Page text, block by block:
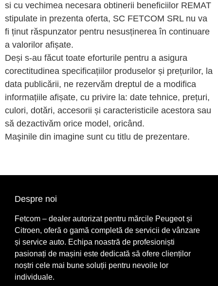
si cu vechimea necesara obtinerii beneficiilor REMAT
stipulate in prezenta oferta, SC FETCOM SRL nu va
fi ținut răspunzator pentru nesusținerea în continuare
a valorilor afișate.
Deși s-au făcut toate eforturile pentru a asigura
corectitudinea specificațiilor produselor și prețurilor, la
data publicării, ne rezervăm dreptul de a modifica
informațiile afișate, cu privire la: date tehnice, prețuri,
culori, dotări, accesorii și caracteristicile acestora sau
să dezactivăm orice model, oricând.
Maşinile din imagine sunt cu titlu de prezentare.
Despre noi
Fetcom – dealer autorizat pentru mărcile Peugeot și
Citroen, oferă o gamă completă de servicii de vânzare
și service auto. Echipa noastră de profesioniști
pasionați de mașini este dedicată să ofere clienților
noștri cele mai bune soluții pentru nevoile lor
individuale.